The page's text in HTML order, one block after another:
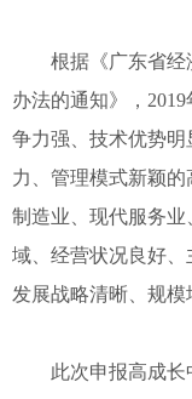
根据《广东省经
办法的通知》，
争力强、技术优势
力、管理模式新颖
制造业、现代服务
域、经营状况良好、
发展战略清晰、规模
此次申报高成长